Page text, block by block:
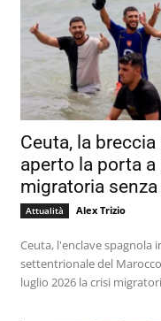
Ceuta, la
aperto la porta a
migratoria
Attualità Alex Trizio
Ceuta, l'enclave spagnola
settentrionale del
luglio 2026 la crisi